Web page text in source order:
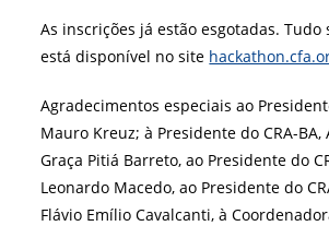
As inscrições já estão esgotadas. Tudo
está disponível no site
Agradecimentos especiais ao
Mauro Kreuz; à Presidente do CRA-
Graça Pitiá Barreto, ao Presidente do
Leonardo Macedo, ao Presidente do
Flávio Emílio Cavalcanti, à